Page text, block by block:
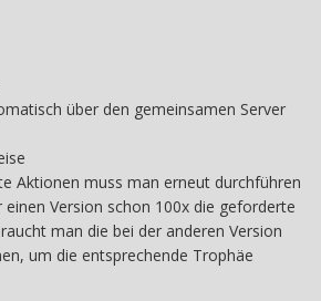
über den gemeinsamen Server
Aktionen muss man erneut durchführen
Version schon 100x die geforderte
man die bei der anderen Version
um die entsprechende Trophäe